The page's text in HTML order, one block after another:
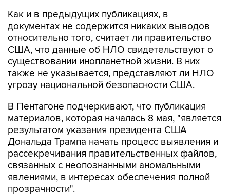
Как и в предыдущих публикациях, в
документах не содержится никаких выводов
относительно того, считает ли правительство
США, что данные об НЛО свидетельствуют о
существовании инопланетной жизни. В них
также не указывается, представляют ли НЛО
угрозу национальной безопасности США.
В Пентагоне подчеркивают, что публикация
материалов, которая началась 8 мая, "является
результатом указания президента США
Дональда Трампа начать процесс выявления и
рассекречивания правительственных файлов,
связанных с неопознанными аномальными
явлениями, в интересах обеспечения полной
прозрачности".